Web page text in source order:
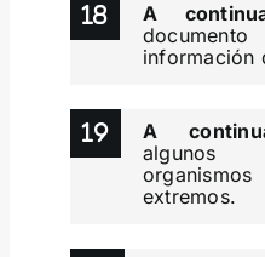
A
información
A
algunos
extremos.